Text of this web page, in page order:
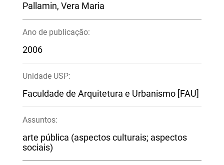
Pallamin, Vera Maria
Ano de publicação:
2006
Unidade USP:
Faculdade de Arquitetura e Urbanismo [FAU]
Assuntos:
arte pública (aspectos culturais; aspectos
sociais)